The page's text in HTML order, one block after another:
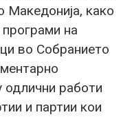
како
на
во Собранието
одлични работи
и партии кои